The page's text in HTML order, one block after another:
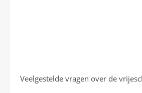
Veelgestelde vragen over de